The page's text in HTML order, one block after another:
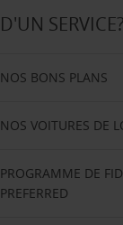
D'UN SERVICE?
NOS BONS PLANS
NOS VOITURES DE
PROGRAMME DE
PREFERRED